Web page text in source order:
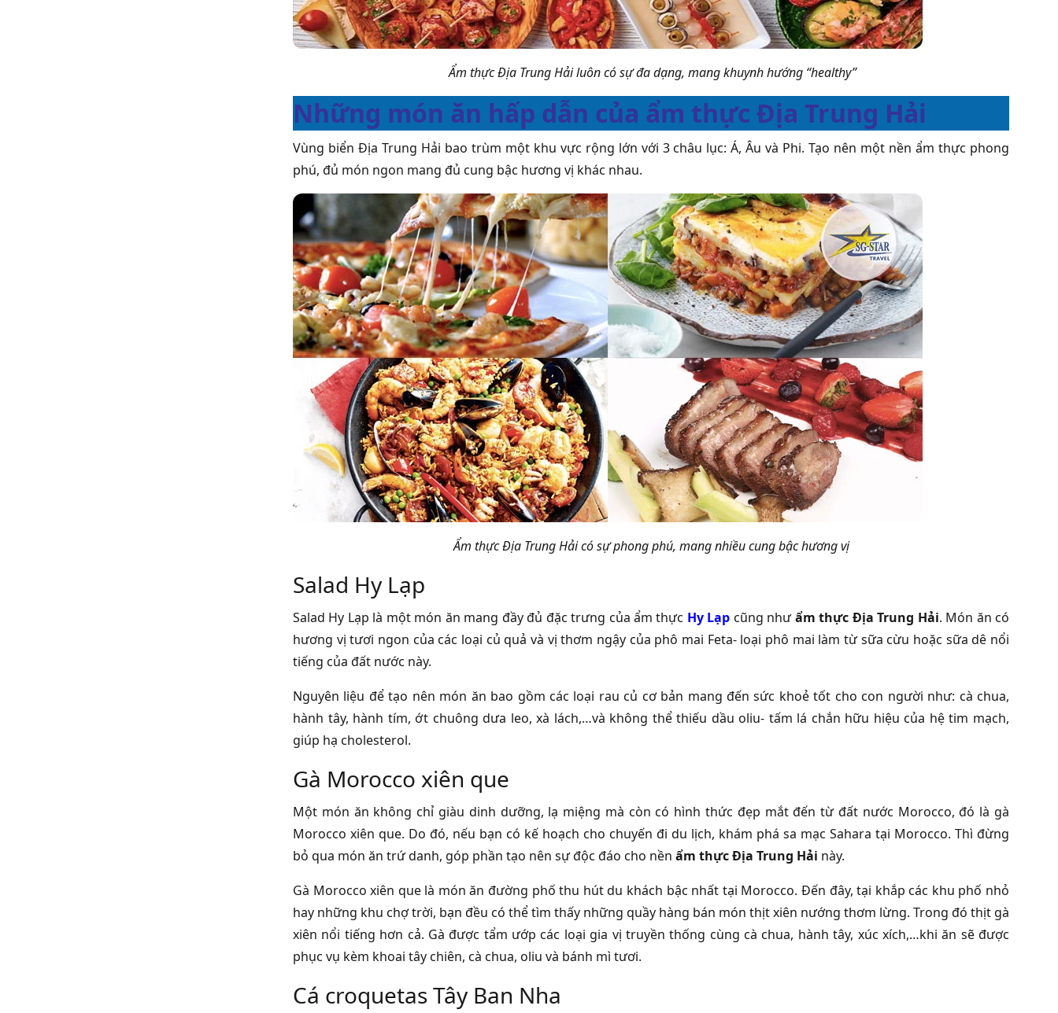
Ẩm thực Địa Trung Hải luôn có sự đa dạng, mang khuynh hướng “healthy”
Những món ăn hấp dẫn của ẩm thực Địa Trung Hải
Vùng biển Địa Trung Hải bao trùm một khu vực rộng lớn với 3 châu lục: Á, Âu và Phi. Tạo nên một nền ẩm thực phong
phú, đủ món ngon mang đủ cung bậc hương vị khác nhau.
Ẩm thực Địa Trung Hải có sự phong phú, mang nhiều cung bậc hương vị
Salad Hy Lạp
Salad Hy Lạp là một món ăn mang đầy đủ đặc trưng của ẩm thực Hy Lạp cũng nhưẩm thực Địa Trung Hải. Món ăn có
hương vị tươi ngon của các loại củ quả và vị thơm ngậy của phô mai Feta- loại phô mai làm từ sữa cừu hoặc sữa dê nổi
tiếng của đất nước này.
Nguyên liệu để tạo nên món ăn bao gồm các loại rau củ cơ bản mang đến sức khoẻ tốt cho con người như: cà chua,
hành tây, hành tím, ớt chuông dưa leo, xà lách,…và không thể thiếu dầu oliu- tấm lá chắn hữu hiệu của hệ tim mạch,
giúp hạ cholesterol.
Gà Morocco xiên que
Một món ăn không chỉ giàu dinh dưỡng, lạ miệng mà còn có hình thức đẹp mắt đến từ đất nước Morocco, đó là gà
Morocco xiên que. Do đó, nếu bạn có kế hoạch cho chuyến đi du lịch, khám phá sa mạc Sahara tại Morocco. Thì đừng
bỏ qua món ăn trứ danh, góp phần tạo nên sự độc đáo cho nền ẩm thực Địa Trung Hải này.
Gà Morocco xiên que là món ăn đường phố thu hút du khách bậc nhất tại Morocco. Đến đây, tại khắp các khu phố nhỏ
hay những khu chợ trời, bạn đều có thể tìm thấy những quầy hàng bán món thịt xiên nướng thơm lừng. Trong đó thịt gà
xiên nổi tiếng hơn cả. Gà được tẩm ướp các loại gia vị truyền thống cùng cà chua, hành tây, xúc xích,…khi ăn sẽ được
phục vụ kèm khoai tây chiên, cà chua, oliu và bánh mì tươi.
Cá croquetas Tây Ban Nha